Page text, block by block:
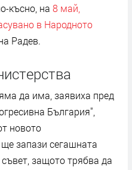
късно, на 8 май,
в Народното
Радев.
да има, заявиха пред
България",
новото
запази сегашната
защото трябва да